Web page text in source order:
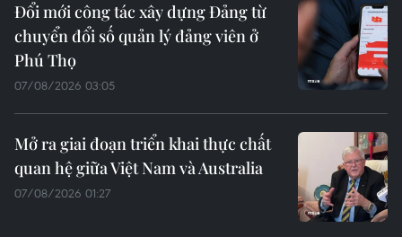
Đổi mới công tác xây dựng Đảng từ
chuyển đổi số quản lý đảng viên ở
Phú Thọ
07/08/2026 03:05
Mở ra giai đoạn triển khai thực chất
quan hệ giữa Việt Nam và Australia
07/08/2026 01:27